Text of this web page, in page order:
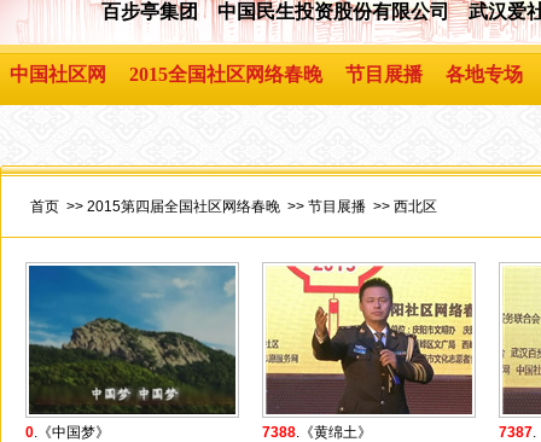
百步亭集团
中国民生投资股份有限公司武汉爱社
中国社区网 2015全国社区网络春晚 节目展播 各地专场
首页 >> 2015第四届全国社区网络春晚 >> 节目展播 >> 西北区
0.《中国梦》
7388.《黄绵土》
7387.